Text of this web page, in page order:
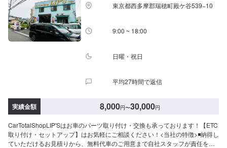
東京都西多摩郡瑞穂町殿ケ谷539−10
9:00 ~ 18:00
日曜・祝日
平均27時間で返信
実績金額 8,000円〜30,000円
CarTotalShopLIP'Sはお車のパーツ取り付け・交換も承っております！【ETC
取り付け・セットアップ】はお気軽にご相談ください！<当社の特徴>◾納得し
ていただけるお見積りから、無料代車のご用意まで自社スタッフが責任をも